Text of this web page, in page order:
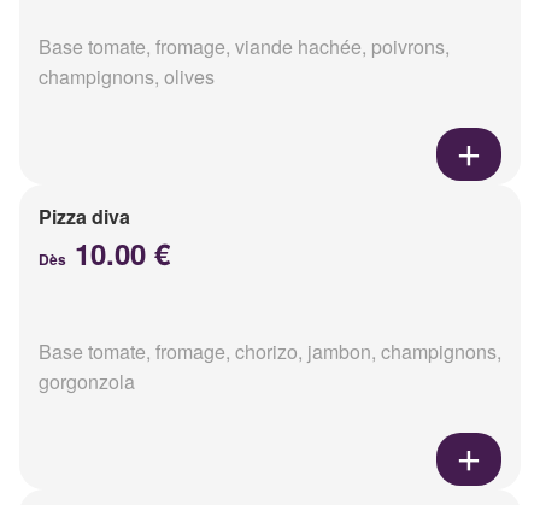
Base tomate, fromage, viande hachée, poivrons,
champignons, olives
Pizza diva
Dès 10.00 €
Base tomate, fromage, chorizo, jambon, champignons,
gorgonzola